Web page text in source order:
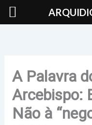
Skip
A Palavra
Arcebispo:
Não à